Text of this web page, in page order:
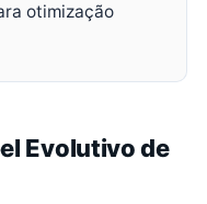
otimização
Evolutivo de